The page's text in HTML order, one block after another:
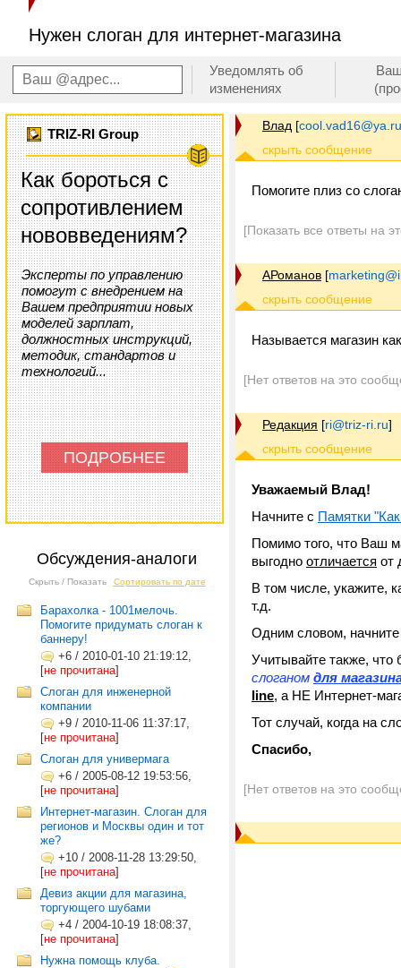
Нужен слоган для интернет-магазина
Уведомлять об
изменениях
TRIZ-RI Group
Как бороться с
сопротивлением
нововведениям?
Эксперты по управлению
помогут с внедрением на
Вашем предприятии новых
моделей зарплат,
должностных инструкций,
методик, стандартов и
технологий...
ПОДРОБНЕЕ
Обсуждения-аналоги
Скрыть / Показать Сортировать по дате
Барахолка - 1001мелочь.
Помогите придумать слоган к
баннеру!
+6 / 2010-01-10 21:19:12,
[не прочитана]
Слоган для инженерной
компании
+9 / 2010-11-06 11:37:17,
[не прочитана]
Слоган для универмага
+6 / 2005-08-12 19:53:56,
[не прочитана]
Интернет-магазин. Слоган для
регионов и Москвы один и тот
же?
+10 / 2008-11-28 13:29:50,
[не прочитана]
Девиз акции для магазина,
торгующего шубами
+4 / 2004-10-19 18:08:37,
[не прочитана]
Нужна помощь клуба.
Влад [cool.vad16@ya.ru
Помогите плиз со
[Показать все ответы на
АРоманов [
Называется магазин
[Нет ответов на это
Редакция [ri@triz-ri.ru]
Уважаемый Влад!
Начните с Памятки
Помимо того, что Ваш
выгодно отличается от
В том числе, укажите,
т.д.
Одним словом,
Учитывайте также,
слоганом для
line, а НЕ Интернет-
Тот случай, когда на
Спасибо,
[Нет ответов на это